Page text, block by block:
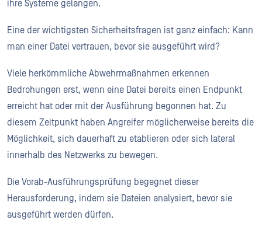
ihre Systeme gelangen.
Eine der wichtigsten Sicherheitsfragen ist ganz einfach: Kann
man einer Datei vertrauen, bevor sie ausgeführt wird?
Viele herkömmliche Abwehrmaßnahmen erkennen
Bedrohungen erst, wenn eine Datei bereits einen Endpunkt
erreicht hat oder mit der Ausführung begonnen hat. Zu
diesem Zeitpunkt haben Angreifer möglicherweise bereits die
Möglichkeit, sich dauerhaft zu etablieren oder sich lateral
innerhalb des Netzwerks zu bewegen.
Die Vorab-Ausführungsprüfung begegnet dieser
Herausforderung, indem sie Dateien analysiert, bevor sie
ausgeführt werden dürfen.